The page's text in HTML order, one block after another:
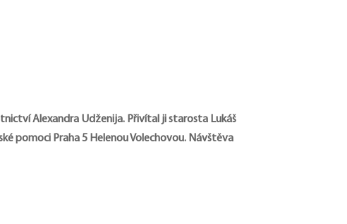
Alexandra Udženija. Přivítal ji starosta Lukáš
pomoci Praha 5 Helenou Volechovou. Návštěva